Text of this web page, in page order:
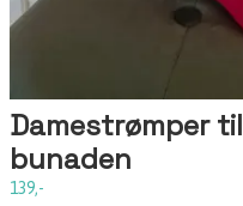
Damestrømper til
bunaden
139,-